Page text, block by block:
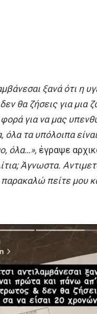
ξανά ότι η
θα ζήσεις για μια
φορά για να μας
όλα τα υπόλοιπα
όλα…», έγραψε
Άγνωστα.
πείτε μου